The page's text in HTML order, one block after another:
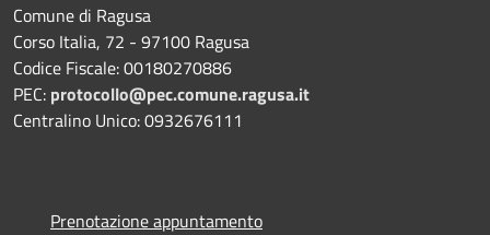
Comune di Ragusa
Corso Italia, 72 - 97100 Ragusa
Codice Fiscale: 00180270886
PEC: protocollo@pec.comune.ragusa.it
Centralino Unico: 0932676111
Prenotazione appuntamento